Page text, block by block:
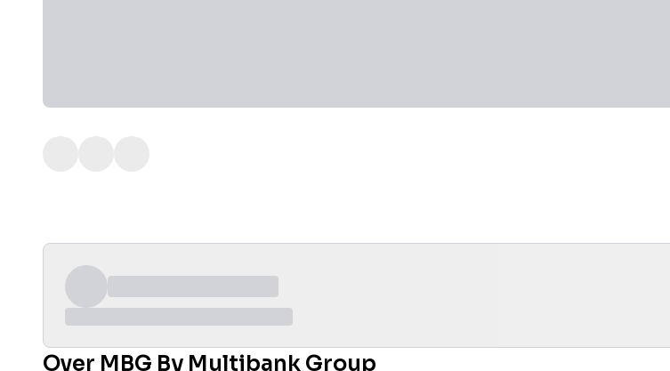
Over MBG By Multibank Group